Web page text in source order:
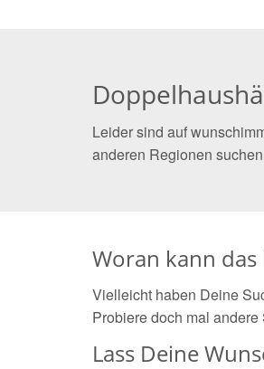
Leider sind auf
anderen Regionen
Woran kann das
Vielleicht haben Deine
Probiere doch mal
Lass Deine